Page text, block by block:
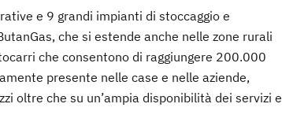
e 9 grandi impianti di stoccaggio e
che si estende anche nelle zone rurali
che consentono di raggiungere 200.000
presente nelle case e nelle aziende,
oltre che su un’ampia disponibilità dei servizi e